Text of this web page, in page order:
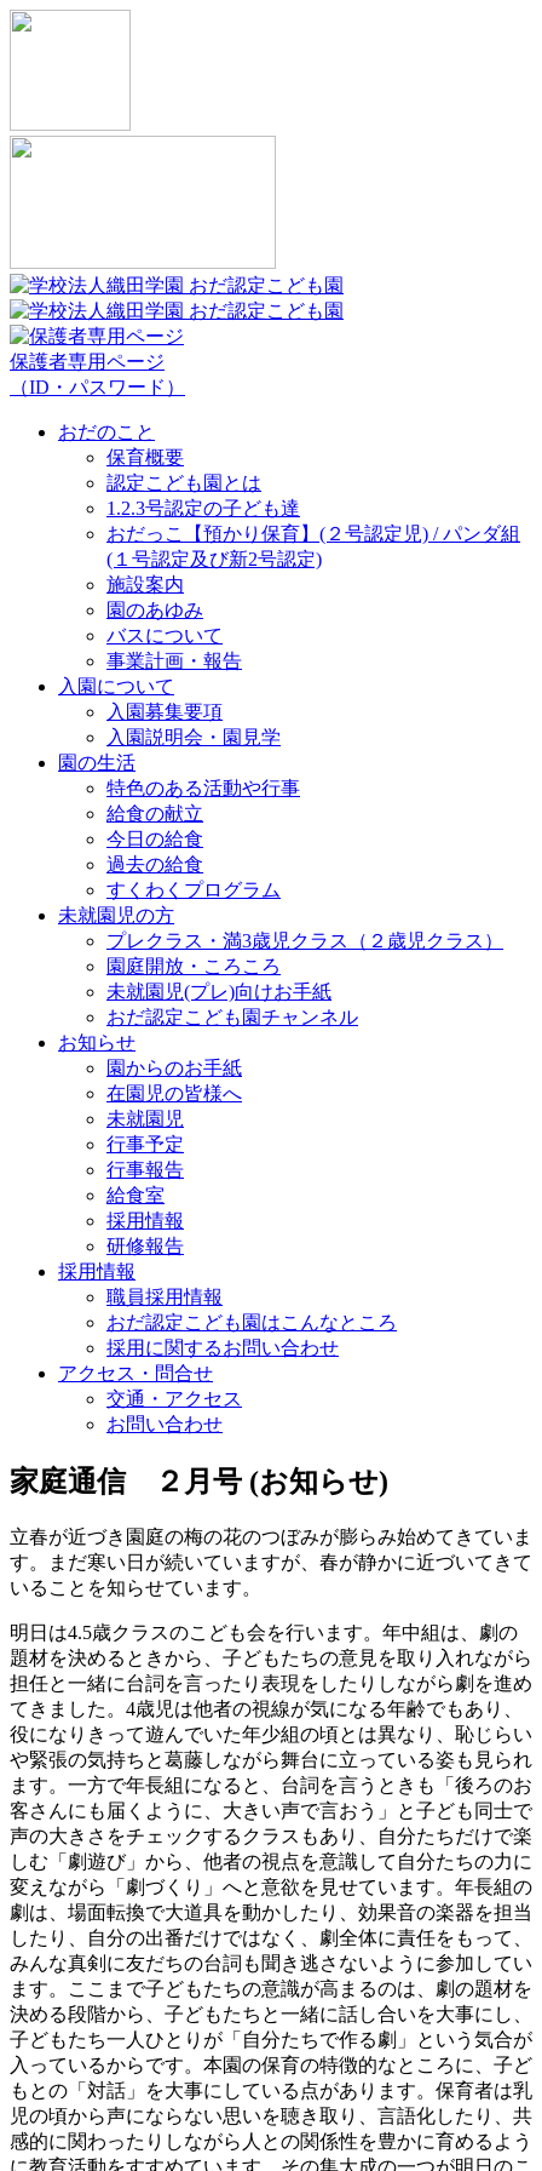
保護者専用ページ
（ID・パスワード）
おだのこと
保育概要
認定こども園とは
1.2.3号認定の子ども達
おだっこ【預かり保育】(２号認定児) / パンダ組
(１号認定及び新2号認定)
施設案内
園のあゆみ
バスについて
事業計画・報告
入園について
入園募集要項
入園説明会・園見学
園の生活
特色のある活動や行事
給食の献立
今日の給食
過去の給食
すくわくプログラム
未就園児の方
プレクラス・満3歳児クラス（２歳児クラス）
園庭開放・ころころ
未就園児(プレ)向けお手紙
おだ認定こども園チャンネル
お知らせ
園からのお手紙
在園児の皆様へ
未就園児
行事予定
行事報告
給食室
採用情報
研修報告
採用情報
職員採用情報
おだ認定こども園はこんなところ
採用に関するお問い合わせ
アクセス・問合せ
交通・アクセス
お問い合わせ
家庭通信 ２月号 (お知らせ)
立春が近づき園庭の梅の花のつぼみが膨らみ始めてきていま
す。まだ寒い日が続いていますが、春が静かに近づいてきて
いることを知らせています。
明日は4.5歳クラスのこども会を行います。年中組は、劇の
題材を決めるときから、子どもたちの意見を取り入れながら
担任と一緒に台詞を言ったり表現をしたりしながら劇を進め
てきました。4歳児は他者の視線が気になる年齢でもあり、
役になりきって遊んでいた年少組の頃とは異なり、恥じらい
や緊張の気持ちと葛藤しながら舞台に立っている姿も見られ
ます。一方で年長組になると、台詞を言うときも「後ろのお
客さんにも届くように、大きい声で言おう」と子ども同士で
声の大きさをチェックするクラスもあり、自分たちだけで楽
しむ「劇遊び」から、他者の視点を意識して自分たちの力に
変えながら「劇づくり」へと意欲を見せています。年長組の
劇は、場面転換で大道具を動かしたり、効果音の楽器を担当
したり、自分の出番だけではなく、劇全体に責任をもって、
みんな真剣に友だちの台詞も聞き逃さないように参加してい
ます。ここまで子どもたちの意識が高まるのは、劇の題材を
決める段階から、子どもたちと一緒に話し合いを大事にし、
子どもたち一人ひとりが「自分たちで作る劇」という気合が
入っているからです。本園の保育の特徴的なところに、子ど
もとの「対話」を大事にしている点があります。保育者は乳
児の頃から声にならない思いを聴き取り、言語化したり、共
感的に関わったりしながら人との関係性を豊かに育めるよう
に教育活動をすすめています。その集大成の一つが明日のこ